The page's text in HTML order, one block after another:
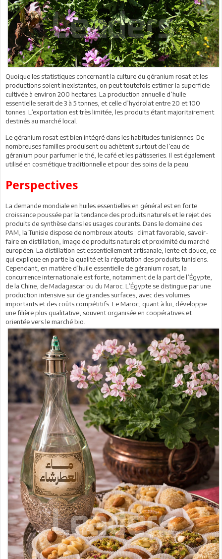
Quoique les statistiques concernant la culture du géranium rosat et les
productions soient inexistantes, on peut toutefois estimer la superficie
cultivée à environ 200 hectares. La production annuelle d’huile
essentielle serait de 3 à 5 tonnes, et celle d’hydrolat entre 20 et 100
tonnes. L’exportation est très limitée, les produits étant majoritairement
destinés au marché local.
Le géranium rosat est bien intégré dans les habitudes tunisiennes. De
nombreuses familles produisent ou achètent surtout de l’eau de
géranium pour parfumer le thé, le café et les pâtisseries. Il est également
utilisé en cosmétique traditionnelle et pour des soins de la peau.
Perspectives
La demande mondiale en huiles essentielles en général est en forte
croissance poussée par la tendance des produits naturels et le rejet des
produits de synthèse dans les usages courants. Dans le domaine des
PAM, la Tunisie dispose de nombreux atouts : climat favorable, savoir-
faire en distillation, image de produits naturels et proximité du marché
européen. La distillation est essentiellement artisanale, lente et douce, ce
qui explique en partie la qualité et la réputation des produits tunisiens.
Cependant, en matière d’huile essentielle de géranium rosat, la
concurrence internationale est forte, notamment de la part de l’Égypte,
de la Chine, de Madagascar ou du Maroc. L’Égypte se distingue par une
production intensive sur de grandes surfaces, avec des volumes
importants et des coûts compétitifs. Le Maroc, quant à lui, développe
une filière plus qualitative, souvent organisée en coopératives et
orientée vers le marché bio.